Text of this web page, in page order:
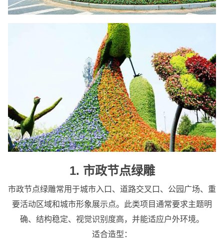
1. 市政节点绿雕
市政节点绿雕常用于城市入口、道路交叉口、公园广场、重
要活动区域和城市形象展示点。此类项目通常要求主题明
确、结构稳定、视觉识别度高，并能适应户外环境。
适合造型：